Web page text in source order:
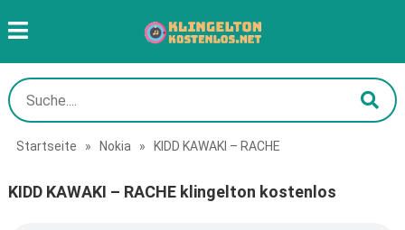
Startseite » Nokia » KIDD KAWAKI – RACHE
KIDD KAWAKI – RACHE klingelton kostenlos